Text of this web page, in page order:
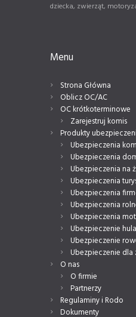
dziecka, zwierząt,
Menu
Strona Główna
Oblicz OC/AC
OC krótkoterminowe
Zarejestruj komis
Produkty
Ubezpieczenia
Ubezpieczenia
Ubezpieczenia na
Ubezpieczenia
Ubezpieczenia
Ubezpieczenia
Ubezpieczenia
Ubezpieczenie
Ubezpieczenie
Ubezpieczenie dla
O nas
O firmie
Partnerzy
Regulaminy i Rodo
Dokumenty